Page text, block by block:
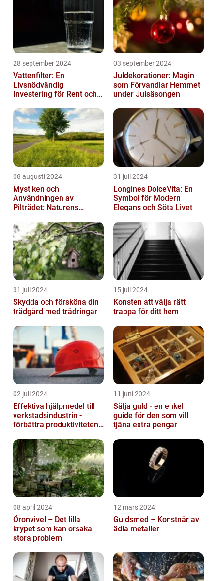
28 september 2024
Vattenfilter: En
Livsnödvändig
Investering för Rent och
03 september 2024
Juldekorationer: Magin
som Förvandlar Hemmet
under Julsäsongen
08 augusti 2024
Mystiken och
Användningen av
Pilträdet: Naturens
31 juli 2024
Longines DolceVita: En
Symbol för Modern
Elegans och Söta Livet
31 juli 2024
Skydda och försköna din
trädgård med trädringar
15 juli 2024
Konsten att välja rätt
trappa för ditt hem
02 juli 2024
Effektiva hjälpmedel till
verkstadsindustrin -
förbättra produktiviteten
11 juni 2024
Sälja guld - en enkel
guide för den som vill
tjäna extra pengar
08 april 2024
Öronvivel – Det lilla
krypet som kan orsaka
stora problem
12 mars 2024
Guldsmed – Konstnär av
ädla metaller